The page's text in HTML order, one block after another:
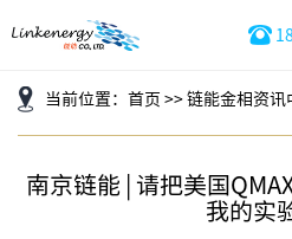
当前位置： 首页 >> 链能金相资讯
南京链能 | 请把美国
我的实